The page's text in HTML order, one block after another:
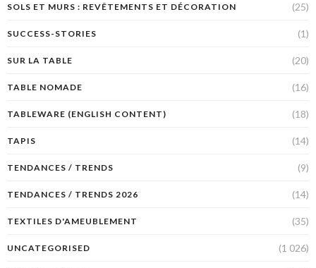
SOLS ET MURS : REVÊTEMENTS ET DÉCORATION (25)
SUCCESS-STORIES (1)
SUR LA TABLE (20)
TABLE NOMADE (16)
TABLEWARE (ENGLISH CONTENT) (18)
TAPIS (14)
TENDANCES / TRENDS (9)
TENDANCES / TRENDS 2026 (14)
TEXTILES D'AMEUBLEMENT (35)
UNCATEGORISED (1 026)